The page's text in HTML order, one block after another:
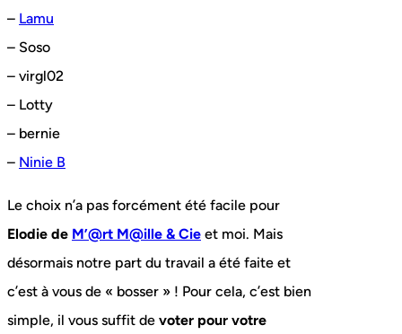
– Lamu
– Soso
– virgl02
– Lotty
– bernie
– Ninie B
Le choix n’a pas forcément été facile pour
Elodie de M’@rt M@ille & Cie et moi. Mais
désormais notre part du travail a été faite et
c’est à vous de « bosser » ! Pour cela, c’est bien
simple, il vous suffit de voter pour votre